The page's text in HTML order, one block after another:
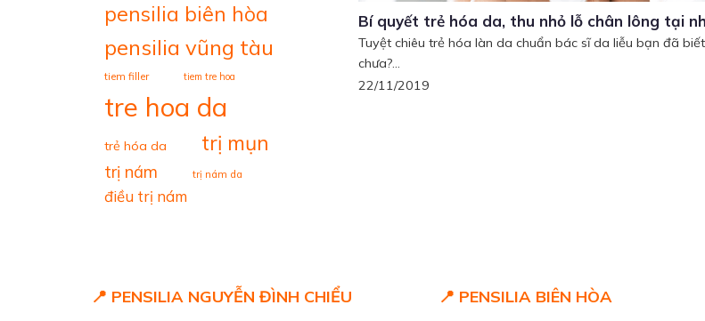
pensilia biên hòa
pensilia vũng tàu
tiem filler tiem tre hoa
tre hoa da
trẻ hóa da trị mụn
trị nám trị nám da
điều trị nám
Bí quyết trẻ hóa da, thu nhỏ lỗ chân lông tại
Tuyệt chiêu trẻ hóa làn da chuẩn bác sĩ da liễu bạn đã biết
chưa?...
22/11/2019
📍 PENSILIA NGUYỄN ĐÌNH CHIỂU 📍 PENSILIA BIÊN HÒA